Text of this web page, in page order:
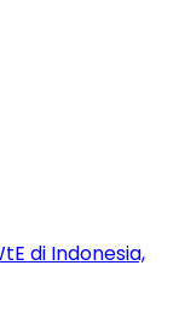
di Indonesia,